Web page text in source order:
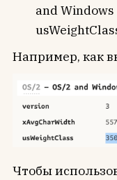
and
Например, как
Чтобы